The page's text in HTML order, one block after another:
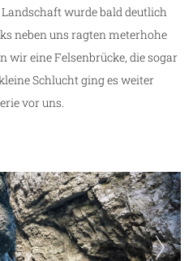
wurde bald deutlich
neben uns ragten meterhohe
wir eine Felsenbrücke, die sogar
Schlucht ging es weiter
vor uns.